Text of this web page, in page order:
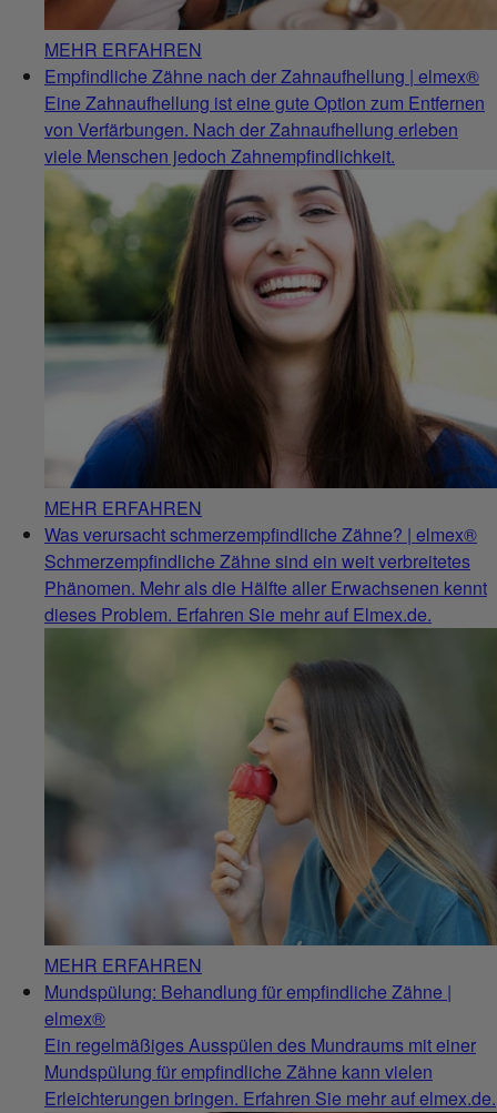
MEHR ERFAHREN
Empfindliche Zähne nach der Zahnaufhellung | elmex®
Eine Zahnaufhellung ist eine gute Option zum Entfernen
von Verfärbungen. Nach der Zahnaufhellung erleben
viele Menschen jedoch Zahnempfindlichkeit.
MEHR ERFAHREN
Was verursacht schmerzempfindliche Zähne? | elmex®
Schmerzempfindliche Zähne sind ein weit verbreitetes
Phänomen. Mehr als die Hälfte aller Erwachsenen kennt
dieses Problem. Erfahren Sie mehr auf Elmex.de.
MEHR ERFAHREN
Mundspülung: Behandlung für empfindliche Zähne |
elmex®
Ein regelmäßiges Ausspülen des Mundraums mit einer
Mundspülung für empfindliche Zähne kann vielen
Erleichterungen bringen. Erfahren Sie mehr auf elmex.de.